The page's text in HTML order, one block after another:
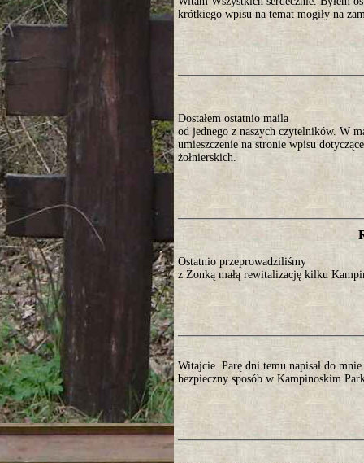
krótkiego wpisu na temat mogiły na
Dostałem ostatnio maila
od jednego z naszych czytelników. W
umieszczenie na stronie wpisu
żołnierskich.
Ostatnio przeprowadziliśmy
z Żonką małą rewitalizację kilku
Witajcie. Parę dni temu napisał do
bezpieczny sposób w Kampinoskim